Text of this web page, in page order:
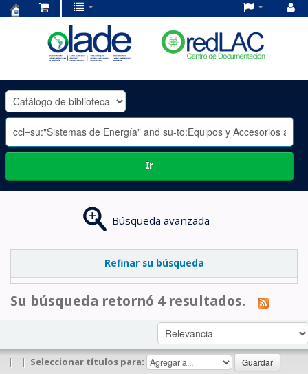
OLADE
-
Ir
Búsqueda avanzada
Refinar su búsqueda
Su búsqueda retornó 4 resultados.
| | Seleccionar títulos para: